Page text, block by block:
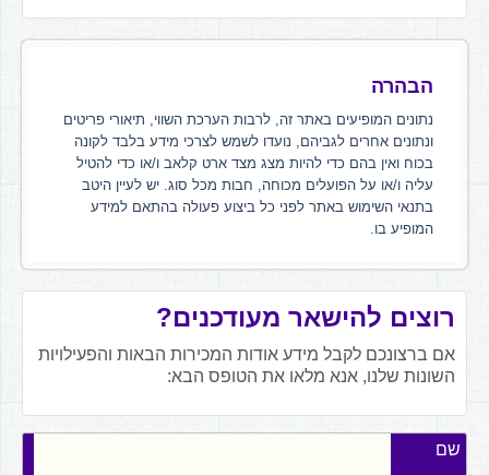
הבהרה
נתונים המופיעים באתר זה, לרבות הערכת השווי, תיאורי פריטים
ונתונים אחרים לגביהם, נועדו לשמש לצרכי מידע בלבד לקונה
בכוח ואין בהם כדי להיות מצג מצד ארט קלאב ו/או כדי להטיל
עליה ו/או על הפועלים מכוחה, חבות מכל סוג. יש לעיין היטב
בתנאי השימוש באתר לפני כל ביצוע פעולה בהתאם למידע
המופיע בו.
רוצים להישאר מעודכנים?
אם ברצונכם לקבל מידע אודות המכירות הבאות והפעילויות
השונות שלנו, אנא מלאו את הטופס הבא:
שם